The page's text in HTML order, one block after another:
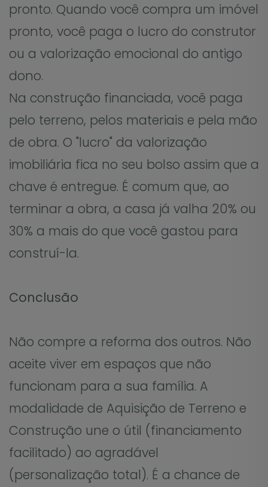
pronto. Quando você compra um imóvel
pronto, você paga o lucro do construtor
ou a valorização emocional do antigo
dono.
Na construção financiada, você paga
pelo terreno, pelos materiais e pela mão
de obra. O "lucro" da valorização
imobiliária fica no seu bolso assim que a
chave é entregue. É comum que, ao
terminar a obra, a casa já valha 20% ou
30% a mais do que você gastou para
construí-la.
Conclusão
Não compre a reforma dos outros. Não
aceite viver em espaços que não
funcionam para a sua família. A
modalidade de Aquisição de Terreno e
Construção une o útil (financiamento
facilitado) ao agradável
(personalização total). É a chance de